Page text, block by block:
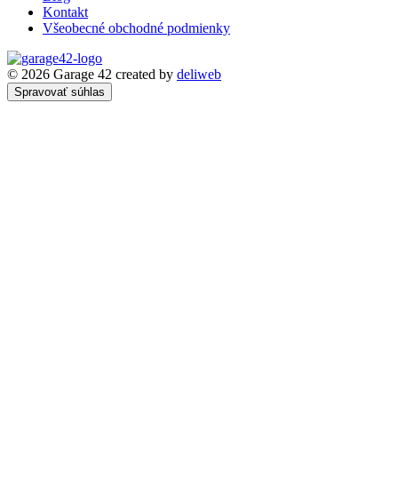
Kontakt
Všeobecné obchodné podmienky
© 2026 Garage 42 created by deliweb
Spravovať súhlas